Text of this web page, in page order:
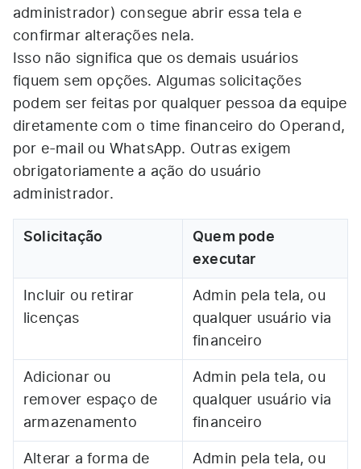
administrador) consegue abrir essa tela e
confirmar alterações nela.
Isso não significa que os demais usuários
fiquem sem opções. Algumas solicitações
podem ser feitas por qualquer pessoa da equipe
diretamente com o time financeiro do Operand,
por e-mail ou WhatsApp. Outras exigem
obrigatoriamente a ação do usuário
administrador.
Solicitação
Quem pode
executar
Incluir ou retirar
licenças
Admin pela tela, ou
qualquer usuário via
financeiro
Adicionar ou
remover espaço de
armazenamento
Admin pela tela, ou
qualquer usuário via
financeiro
Alterar a forma de
Admin pela tela, ou